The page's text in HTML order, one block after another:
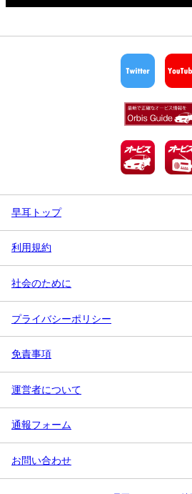
早耳トップ
利用規約
社会のために
プライバシーポリシー
免責事項
運営者について
通報フォーム
お問い合わせ